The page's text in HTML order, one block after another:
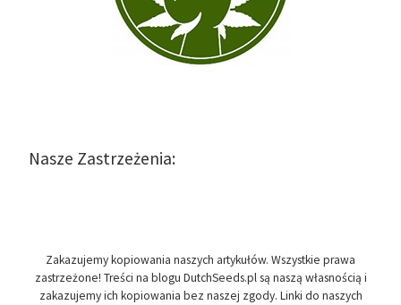
Nasze Zastrzeżenia:
Zakazujemy kopiowania naszych artykułów. Wszystkie prawa
zastrzeżone! Treści na blogu DutchSeeds.pl są naszą własnością i
zakazujemy ich kopiowania bez naszej zgody. Linki do naszych